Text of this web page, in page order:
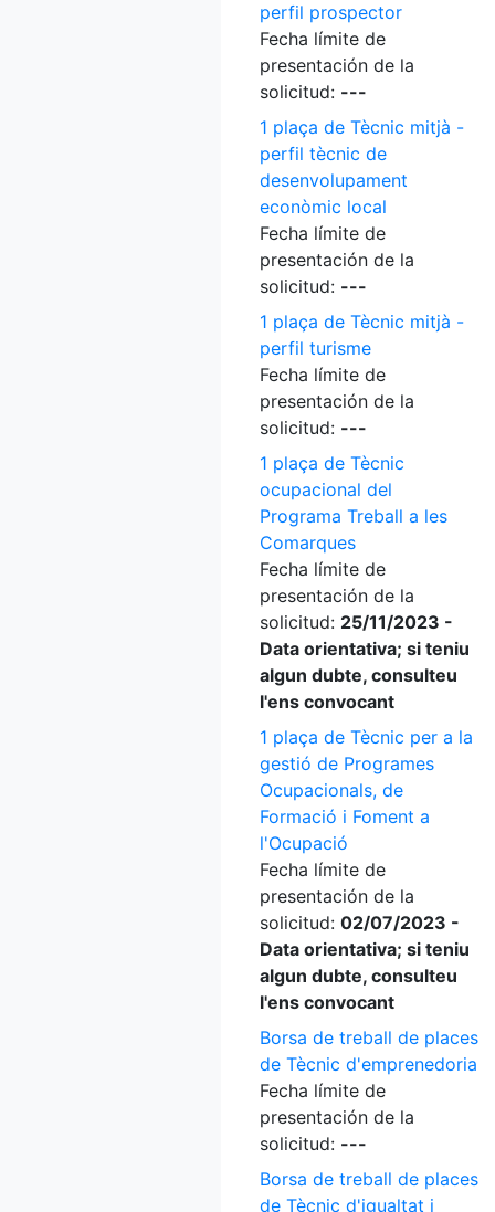
perfil prospector
Fecha límite de
presentación de la
solicitud: ---
1 plaça de Tècnic mitjà -
perfil tècnic de
desenvolupament
econòmic local
Fecha límite de
presentación de la
solicitud: ---
1 plaça de Tècnic mitjà -
perfil turisme
Fecha límite de
presentación de la
solicitud: ---
1 plaça de Tècnic
ocupacional del
Programa Treball a les
Comarques
Fecha límite de
presentación de la
solicitud: 25/11/2023 -
Data orientativa; si teniu
algun dubte, consulteu
l'ens convocant
1 plaça de Tècnic per a la
gestió de Programes
Ocupacionals, de
Formació i Foment a
l'Ocupació
Fecha límite de
presentación de la
solicitud: 02/07/2023 -
Data orientativa; si teniu
algun dubte, consulteu
l'ens convocant
Borsa de treball de places
de Tècnic d'emprenedoria
Fecha límite de
presentación de la
solicitud: ---
Borsa de treball de places
de Tècnic d'igualtat i